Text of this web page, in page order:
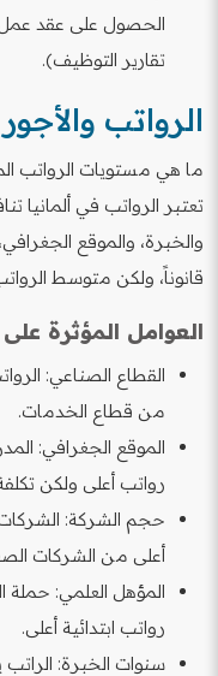
تقارير التوظيف).
الرواتب
ما هي مستويات الرواتب
تعتبر الرواتب في ألمانيا
والخبرة، والموقع
قانوناً، ولكن متوسط
العوامل المؤثرة
القطاع الصناعي:
من قطاع الخدمات.
الموقع الجغرافي:
رواتب أعلى ولكن
أعلى من الشركات
المؤهل العلمي: حملة
رواتب ابتدائية أعلى.
سنوات الخبرة: